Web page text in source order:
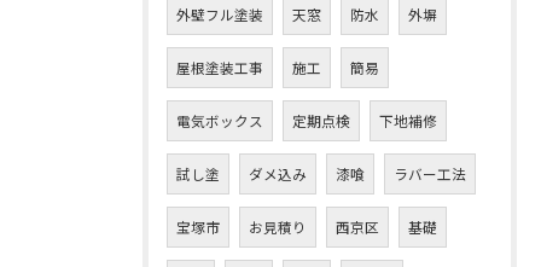
外壁フル塗装 天窓 防水 外塀
屋根塗装工事 施工 簡易
電気ボックス 定期点検 下地補修
試し塗 ダメ込み 漆喰 ラバー工法
宝塚市 お見積り 西京区 基礎